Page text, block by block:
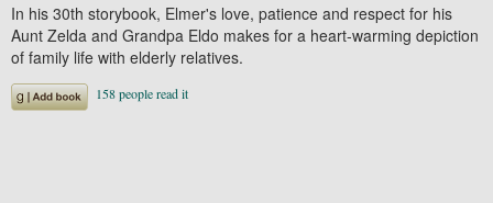
In his 30th storybook, Elmer's love, patience and respect for his
Aunt Zelda and Grandpa Eldo makes for a heart-warming depiction
of family life with elderly relatives.